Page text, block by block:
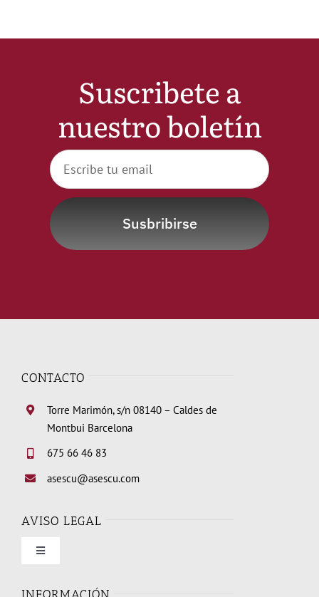
Suscribete a
nuestro boletín
Susbribirse
CONTACTO
Torre Marimón, s/n 08140 – Caldes de
Montbui Barcelona
675 66 46 83
asescu@asescu.com
AVISO LEGAL
Toggle
Condiciones de uso